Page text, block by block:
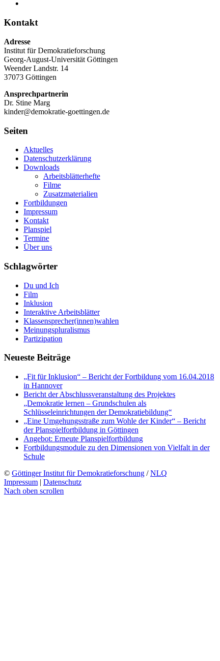
Kontakt
Adresse
Institut für Demokratieforschung
Georg-August-Universität Göttingen
Weender Landstr. 14
37073 Göttingen
Ansprechpartnerin
Dr. Stine Marg
kinder@demokratie-goettingen.de
Seiten
Aktuelles
Datenschutzerklärung
Downloads
Arbeitsblätterhefte
Filme
Zusatzmaterialien
Fortbildungen
Impressum
Kontakt
Planspiel
Termine
Über uns
Schlagwörter
Du und Ich
Film
Inklusion
Interaktive Arbeitsblätter
Klassensprecher(innen)wahlen
Meinungspluralismus
Partizipation
Neueste Beiträge
„Fit für Inklusion“ – Bericht der Fortbildung vom 16.04.2018
in Hannover
Bericht der Abschlussveranstaltung des Projektes
„Demokratie lernen – Grundschulen als
Schlüsseleinrichtungen der Demokratiebildung“
„Eine Umgehungsstraße zum Wohle der Kinder“ – Bericht
der Planspielfortbildung in Göttingen
Angebot: Erneute Planspielfortbildung
Fortbildungsmodule zu den Dimensionen von Vielfalt in der
Schule
© Göttinger Institut für Demokratieforschung /NLQ
Impressum | Datenschutz
Nach oben scrollen